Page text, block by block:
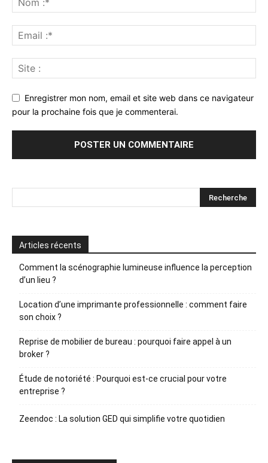
Enregistrer mon nom, email et site web dans ce navigateur
pour la prochaine fois que je commenterai.
Articles récents
Comment la scénographie lumineuse influence la perception
d’un lieu ?
Location d’une imprimante professionnelle : comment faire
son choix ?
Reprise de mobilier de bureau : pourquoi faire appel à un
broker ?
Étude de notoriété : Pourquoi est-ce crucial pour votre
entreprise ?
Zeendoc : La solution GED qui simplifie votre quotidien